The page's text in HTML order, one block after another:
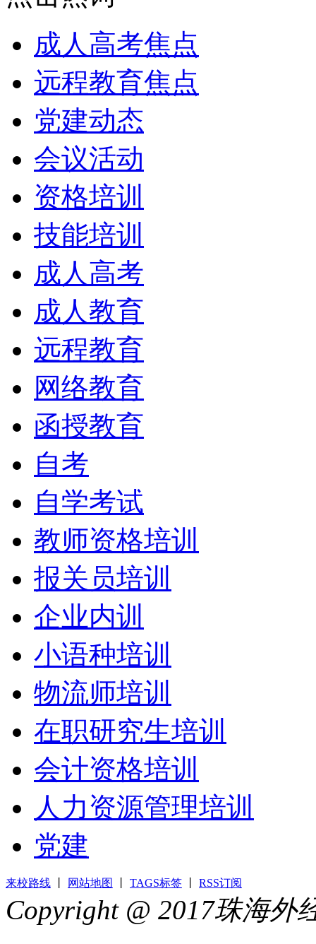
成人高考焦点
远程教育焦点
党建动态
会议活动
资格培训
技能培训
成人高考
成人教育
远程教育
网络教育
函授教育
自考
自学考试
教师资格培训
报关员培训
企业内训
小语种培训
物流师培训
在职研究生培训
会计资格培训
人力资源管理培训
党建
来校路线 网站地图 TAGS标签 RSS订阅
Copyright @ 2017珠海